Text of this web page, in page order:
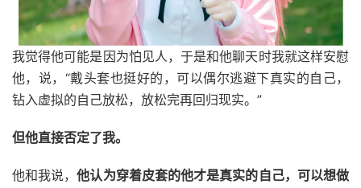
我觉得他可能是因为怕见人，于是和他聊天时我就这样安慰
他，说，“戴头套也挺好的，可以偶尔逃避下真实的自己，
钻入虚拟的自己放松，放松完再回归现实。”
但他直接否定了我。
他和我说，他认为穿着皮套的他才是真实的自己，可以想做